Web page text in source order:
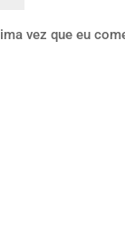
vez que eu